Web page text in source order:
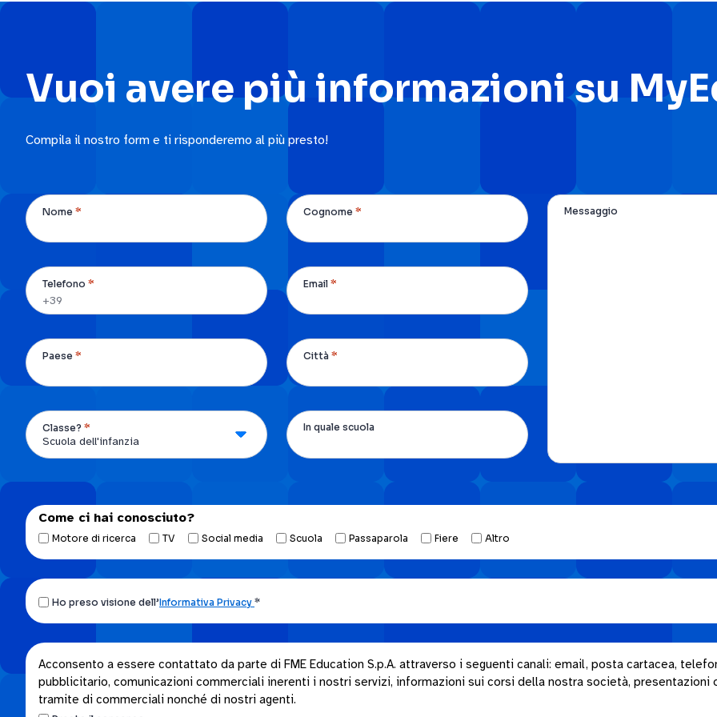
Vuoi avere più informazioni su
Compila il nostro form e ti risponderemo al più presto!
Nome * Cognome *
Telefono * Email *
Paese * Città *
Classe? * In quale scuola
Messaggio
Come ci hai conosciuto?
Motore di ricerca TV Social media Scuola Passaparola Fiere Altro
Ho
preso
visione
dell’Informativa
privacy.
*
Ho preso visione dell’Informativa Privacy *
Acconsento
a
essere
Acconsento a essere contattato da parte di FME Education S.p.A. attraverso i seguenti canali: email, posta cartacea,
pubblicitario, comunicazioni commerciali inerenti i nostri servizi, informazioni sui corsi della nostra società, presentazioni
tramite di commerciali nonché di nostri agenti.